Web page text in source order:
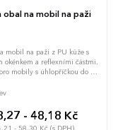
obal na mobil na paži
mobil na paži z PU kůže s
okénkem a reflexními částmi.
mobily s úhlopříčkou do 6
- 48,18 Kč
- 58,30 Kč (s DPH)